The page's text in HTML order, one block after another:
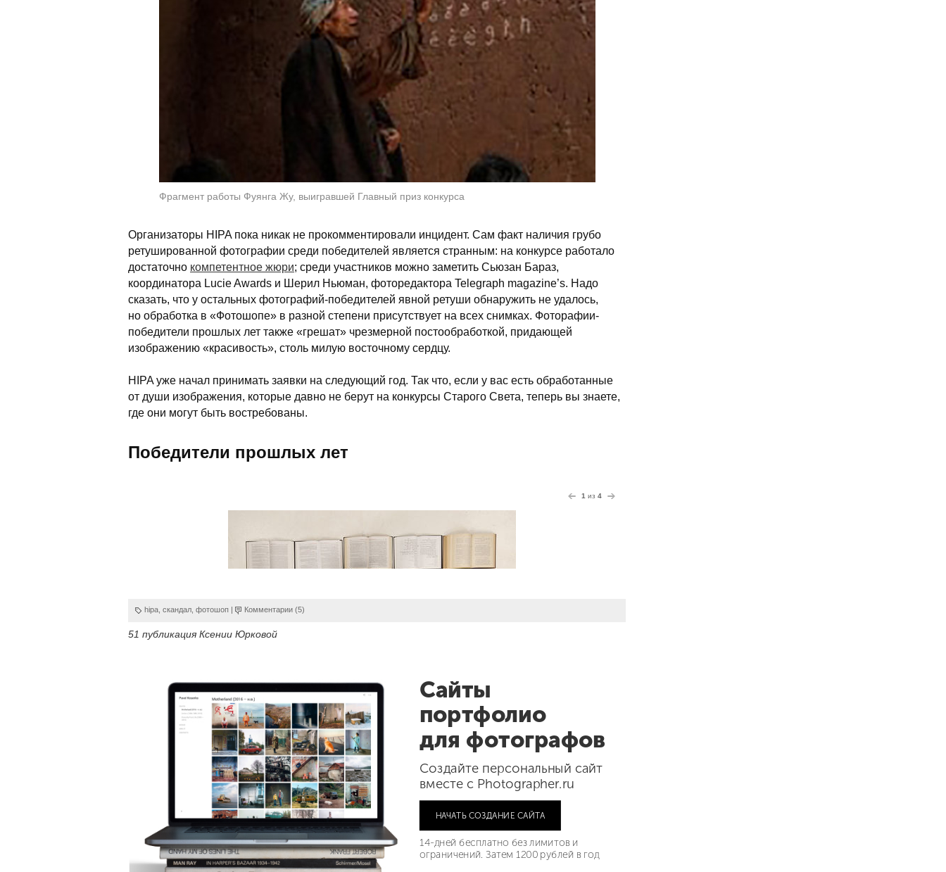
Фрагмент работы Фуянга Жу, выигравшей Главный приз конкурса
Организаторы HIPA пока никак не прокомментировали инцидент. Сам факт наличия грубо
ретушированной фотографии среди победителей является странным: на конкурсе работало
достаточно компетентное жюри; среди участников можно заметить Сьюзан Бараз,
координатора Lucie Awards и Шерил Ньюман, фоторедактора Telegraph magazine’s. Надо
сказать, что у остальных фотографий-победителей явной ретуши обнаружить не удалось,
но обработка в «Фотошопе» в разной степени присутствует на всех снимках. Фоторафии-
победители прошлых лет также «грешат» чрезмерной постообработкой, придающей
изображению «красивость», столь милую восточному сердцу.
HIPA уже начал принимать заявки на следующий год. Так что, если у вас есть обработанные
от души изображения, которые давно не берут на конкурсы Старого Света, теперь вы знаете,
где они могут быть востребованы.
Победители прошлых лет
Afra Bin Dhaher - United Arab Emirates
1 из 4
hipa скандал фотошоп | Комментарии (5)
51 публикация Ксении Юрковой
Сайты
портфолио
для фотографов
Создайте персональный сайт
вместе с Photographer.ru
НАЧАТЬ СОЗДАНИЕ САЙТА
14-дней бесплатно без лимитов и
ограничений. Затем 1200 рублей в год